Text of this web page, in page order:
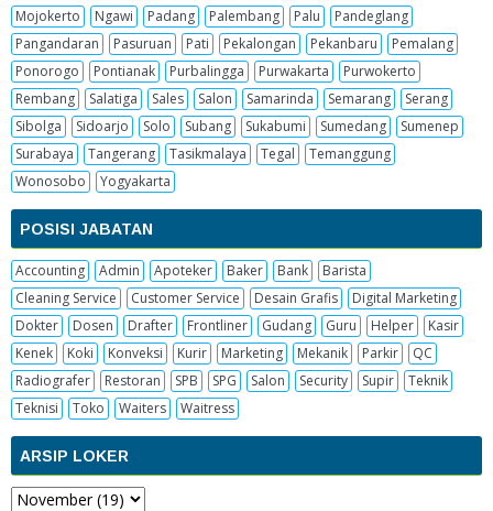
Mojokerto
Ngawi Padang Palembang Palu
Pandeglang
Pangandaran
Pasuruan Pati Pekalongan Pekanbaru
Pemalang
Ponorogo
Pontianak Purbalingga Purwakarta
Purwokerto
Rembang
Salatiga Sales Salon Samarinda Semarang
Serang
Sibolga
Sidoarjo Solo Subang Sukabumi Sumedang
Sumenep
Surabaya
Tangerang Tasikmalaya Tegal
Temanggung
Wonosobo
Yogyakarta
POSISI JABATAN
Accounting Admin Apoteker Baker Bank
Barista
Cleaning Service
Customer Service Desain Grafis
Digital Marketing
Dokter
Dosen Drafter Frontliner Gudang Guru Helper
Kasir
Kenek
Koki Konveksi Kurir Marketing Mekanik Parkir
QC
Radiografer
Restoran SPB SPG Salon Security Supir
Teknik
Teknisi
Toko Waiters Waitress
ARSIP LOKER